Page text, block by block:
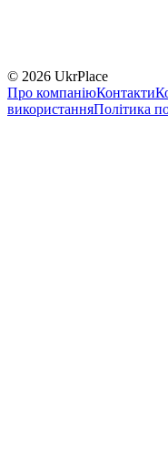
© 2026 UkrPlace
Про компаніюКонтакти
використанняПолітика